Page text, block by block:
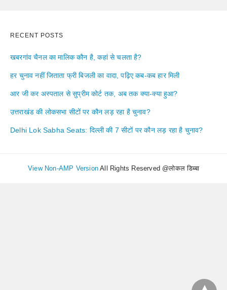
RECENT POSTS
खबरगांव चैनल का मालिक कौन है, कहां से चलता है?
हर चुनाव नहीं जिताता फ्री बिजली का वादा, पढ़िए कब-कब हार मिली
आर जी कर अस्पताल से सुप्रीम कोर्ट तक, अब तक क्या-क्या हुआ?
उत्तराखंड की लोकसभा सीटों पर कौन लड़ रहा है चुनाव?
Delhi Lok Sabha Seats: दिल्ली की 7 सीटों पर कौन लड़ रहा है चुनाव?
View Non-AMP Version All Rights Reserved @लोकल डिब्बा